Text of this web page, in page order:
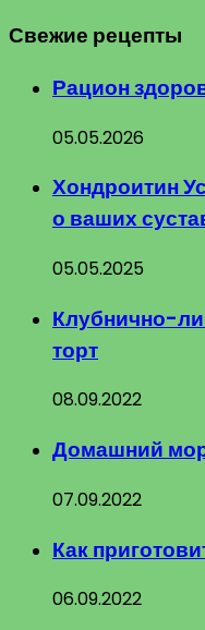
Свежие рецепты
Рацион
05.05.2026
Хондроитин
о ваших
05.05.2025
Клубнично-
торт
08.09.2022
Домашний
07.09.2022
Как
06.09.2022